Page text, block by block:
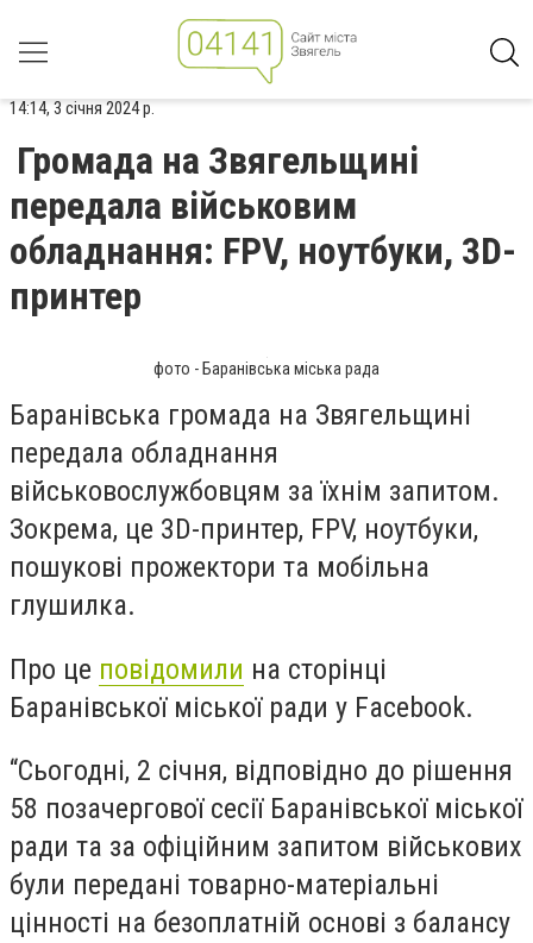
14:14, 3 січня 2024 р.
Громада на Звягельщині
передала військовим
обладнання: FPV, ноутбуки, 3D-
принтер
фото - Баранівська міська рада
Баранівська громада на Звягельщині
передала обладнання
військовослужбовцям за їхнім запитом.
Зокрема, це 3D-принтер, FPV, ноутбуки,
пошукові прожектори та мобільна
глушилка.
Про це повідомили на сторінці
Баранівської міської ради у Facebook.
“Сьогодні, 2 січня, відповідно до рішення
58 позачергової сесії Баранівської міської
ради та за офіційним запитом військових
були передані товарно-матеріальні
цінності на безоплатній основі з балансу